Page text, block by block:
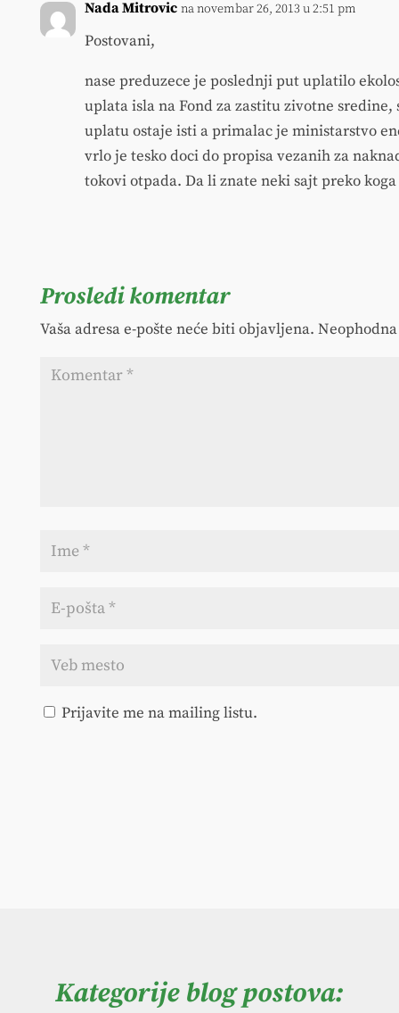
Nada Mitrovic na novembar 26, 2013 u 2:51 pm
Postovani,
nase preduzece je poslednji put uplatilo
uplata isla na Fond za zastitu zivotne
uplatu ostaje isti a primalac je ministarstvo
vrlo je tesko doci do propisa vezanih za
tokovi otpada. Da li znate neki sajt preko
Prosledi komentar
Vaša adresa e-pošte neće biti objavljena.
Prijavite me na mailing listu.
Kategorije blog postova: